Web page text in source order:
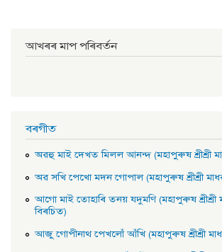
আখৰৰ মাপ পৰিবৰ্তন
বৰগীত
অৱহু মাই দেখত মিলল আনন্দ (মহাপুৰুষ শ্ৰীশ্ৰী
অৱ সখি পেখাে মদন গােপাল (মহাপুৰুষ শ্ৰীশ্ৰী
আগাে মাই তােহাৰি তনয় যদুমণি (মহাপুৰুষ শ্ৰীশ্ৰী
বিৰচিত)
আজু গােপীনাথ পেখলোঁ আঁখি (মহাপুৰুষ শ্ৰীশ্ৰী